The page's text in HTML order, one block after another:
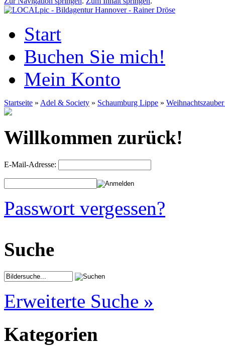
Start
Buchen Sie mich!
Mein Konto
Startseite » Adel & Society » Schaumburg Lippe »
Willkommen zurück!
E-Mail-Adresse:
Passwort vergessen?
Suche
Erweiterte Suche »
Kategorien